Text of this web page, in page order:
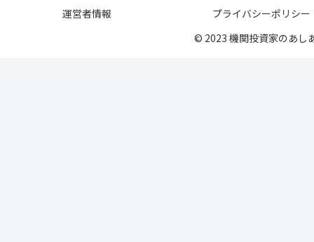
運営者情報
プライバシーポリシー
© 2023 機関投資家のあし